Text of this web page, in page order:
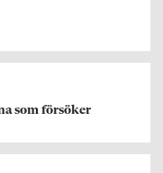
som försöker